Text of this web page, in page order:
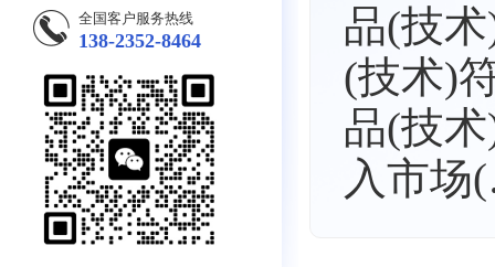
全国客户服务热线
138-2352-8464
品(技
(技术)
品(技
入市